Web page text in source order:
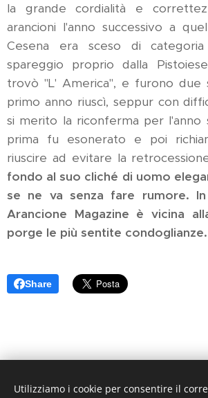
la grande cordialità e
arancioni l'anno successivo a
Cesena era sceso di
spareggio proprio dalla
trovò "L' America", e furono due
primo anno riuscì, seppur con
si merito la riconferma per l'anno
prima fu esonerato e poi
riuscire ad evitare la
fondo al suo cliché di uomo
se ne va senza fare rumore.
Arancione Magazine è vicina
porge le più sentite condoglianze.
Share
Utilizziamo i cookie per consentire il